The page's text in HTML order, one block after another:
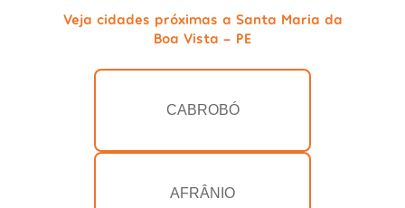
Veja cidades próximas a Santa Maria da
Boa Vista - PE
CABROBÓ
AFRÂNIO